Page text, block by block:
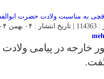
دیدگاه :
خارجه در پیامی